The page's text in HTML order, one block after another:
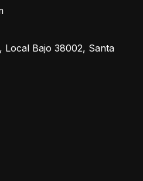
Local Bajo 38002, Santa